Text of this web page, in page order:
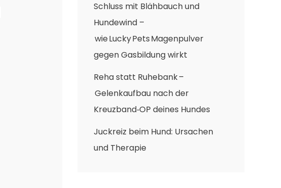
Schluss mit Blähbauch und
Hundewind –
wie Lucky Pets Magenpulver
gegen Gasbildung wirkt
Reha statt Ruhebank –
Gelenkaufbau nach der
Kreuzband‑OP deines Hundes
Juckreiz beim Hund: Ursachen
und Therapie